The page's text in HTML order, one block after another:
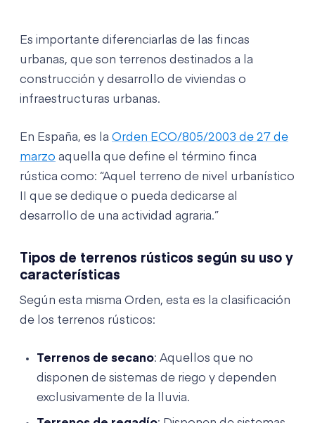
Es importante diferenciarlas de las fincas
urbanas, que son terrenos destinados a la
construcción y desarrollo de viviendas o
infraestructuras urbanas.
En España, es la Orden ECO/805/2003 de 27 de
marzo aquella que define el término finca
rústica como: “Aquel terreno de nivel urbanístico
II que se dedique o pueda dedicarse al
desarrollo de una actividad agraria.”
Tipos de terrenos rústicos según su uso y
características
Según esta misma Orden, esta es la clasificación
de los terrenos rústicos:
Terrenos de secano: Aquellos que no
disponen de sistemas de riego y dependen
exclusivamente de la lluvia.